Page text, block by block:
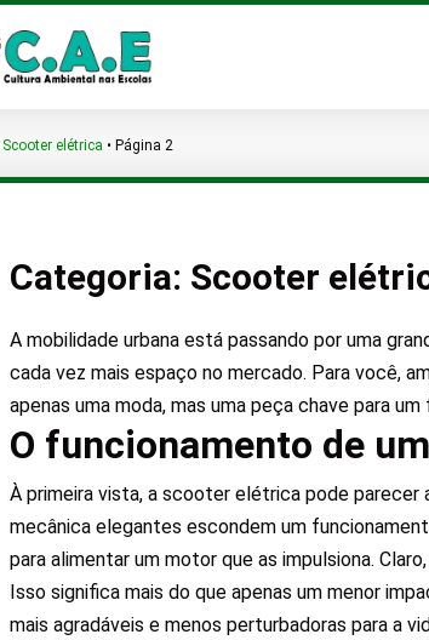
Scooter elétrica • Página 2
Categoria: Scooter
A mobilidade urbana está passando por uma
cada vez mais espaço no mercado. Para você,
apenas uma moda, mas uma peça chave para
O funcionamento de
À primeira vista, a scooter elétrica pode parecer
mecânica elegantes escondem um
para alimentar um motor que as impulsiona.
Isso significa mais do que apenas um menor
mais agradáveis e menos perturbadoras para a